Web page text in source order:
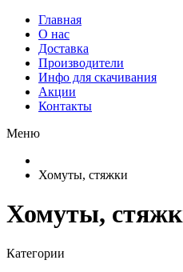
Главная
О нас
Доставка
Производители
Инфо для скачивания
Акции
Контакты
Меню
Хомуты, стяжки
Хомуты,
Категории